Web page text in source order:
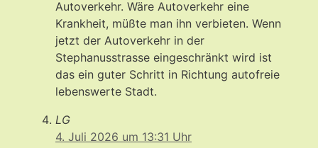
Autoverkehr. Wäre Autoverkehr eine
Krankheit, müßte man ihn verbieten. Wenn
jetzt der Autoverkehr in der
Stephanusstrasse eingeschränkt wird ist
das ein guter Schritt in Richtung autofreie
lebenswerte Stadt.
LG
4. Juli 2026 um 13:31 Uhr